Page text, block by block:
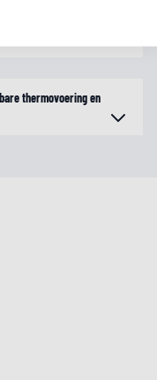
thermovoering en